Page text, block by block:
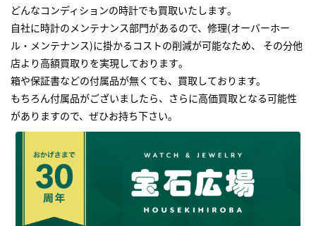
どんなコンディションの時計でも買取いたします｡
自社に時計のメンテナンス部門があるので、修理(オーバーホー
ル・メンテナンス)に掛かるコストの削減が可能なため、 その分他
店より高額買取りを実現しております｡
箱や保証書などの付属品が無くても、買取しております。
もちろん付属品がございましたら、さらに高価買取となる可能性
がありますので、ぜひお持ち下さい｡